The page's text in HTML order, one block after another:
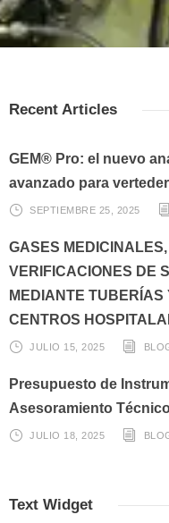
Recent Articles
GEM® Pro: el nuevo
avanzado para
SEPTIEMBRE 25, 2025
GASES
VERIFICACIONES DE
MEDIANTE TUBERÍAS
CENTROS
JULIO 15, 2025
Presupuesto de
Asesoramiento
JULIO 18, 2025
Text Widget